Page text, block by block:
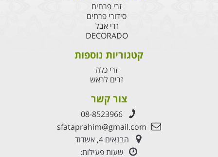
זרי פרחים
סידורי פרחים
זרי אבל
DECORADO
קטגוריות נוספות
זרי כלה
זרים לראש
צור קשר
08-8523966
sfataprahim@gmail.com
הבנאים 4, אשדוד
שעות פעילות: